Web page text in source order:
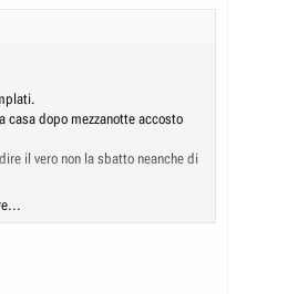
casa dopo mezzanotte accosto
il vero non la sbatto neanche di
perché uscire la sera e fare